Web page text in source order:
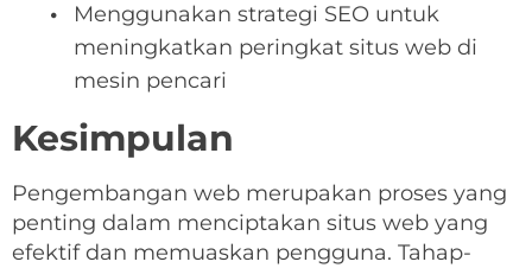
Menggunakan strategi SEO untuk
meningkatkan peringkat situs web di
mesin pencari
Kesimpulan
Pengembangan web merupakan proses yang
penting dalam menciptakan situs web yang
efektif dan memuaskan pengguna. Tahap-